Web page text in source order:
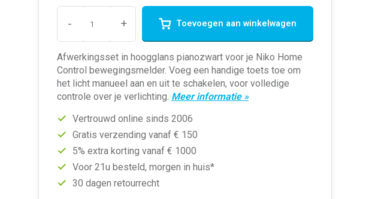
- + Toevoegen aan winkelwagen
Afwerkingsset in hoogglans pianozwart voor je Niko Home
Control bewegingsmelder. Voeg een handige toets toe om
het licht manueel aan en uit te schakelen, voor volledige
controle over je verlichting. Meer informatie »
Vertrouwd online sinds 2006
Gratis verzending vanaf € 150
5% extra korting vanaf € 1000
Voor 21u besteld, morgen in huis*
30 dagen retourrecht